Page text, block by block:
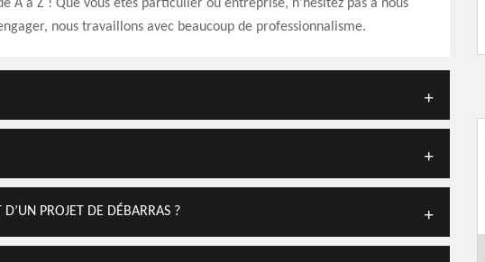
A à Z ! Que vous êtes particulier ou entreprise, n'hésitez pas à nous
nous travaillons avec beaucoup de professionnalisme.
PROJET DE DÉBARRAS ?